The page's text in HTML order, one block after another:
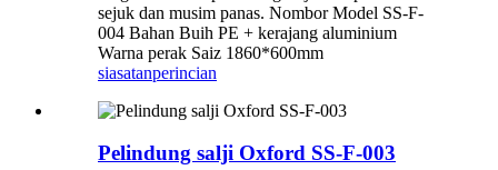
sejuk dan musim panas. Nombor Model SS-F-
004 Bahan Buih PE + kerajang aluminium
Warna perak Saiz 1860*600mm
siasatanperincian
Pelindung salji Oxford SS-F-003